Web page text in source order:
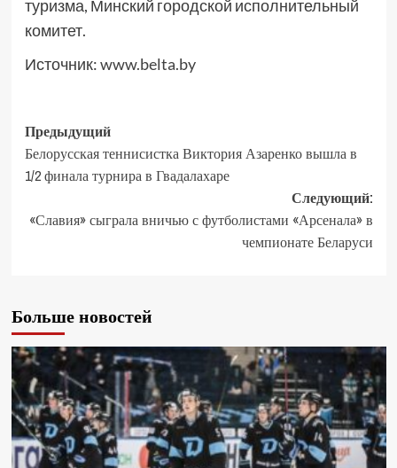
туризма, Минский городской исполнительный
комитет.
Источник:www.belta.by
Предыдущий
Белорусская теннисистка Виктория Азаренко вышла в
1/2 финала турнира в Гвадалахаре
Следующий:
«Славия» сыграла вничью с футболистами «Арсенала» в
чемпионате Беларуси
Больше новостей